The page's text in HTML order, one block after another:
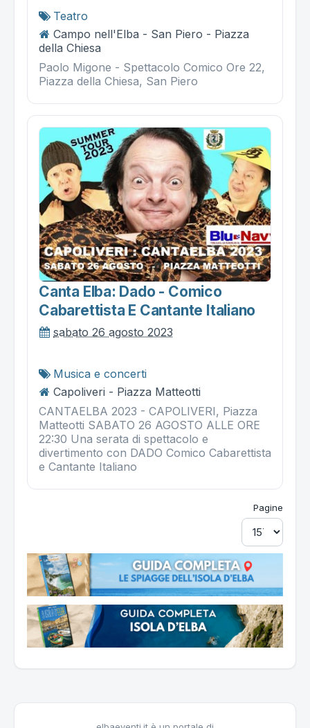
Teatro
Campo nell'Elba - San Piero - Piazza
della Chiesa
Paolo Migone - Spettacolo Comico Ore 22,
Piazza della Chiesa, San Piero
Canta Elba: Dado - Comico
Cabarettista E Cantante Italiano
sabato 26 agosto 2023
Musica e concerti
Capoliveri - Piazza Matteotti
CANTAELBA 2023 - CAPOLIVERI, Piazza
Matteotti SABATO 26 AGOSTO ALLE ORE
22:30 Una serata di spettacolo e
divertimento con DADO Comico Cabarettista
e Cantante Italiano
Pagine